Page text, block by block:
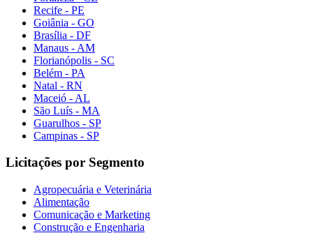
Recife - PE
Goiânia - GO
Brasília - DF
Manaus - AM
Florianópolis - SC
Belém - PA
Natal - RN
Maceió - AL
São Luís - MA
Guarulhos - SP
Campinas - SP
Licitações por Segmento
Agropecuária e Veterinária
Alimentação
Comunicação e Marketing
Construção e Engenharia